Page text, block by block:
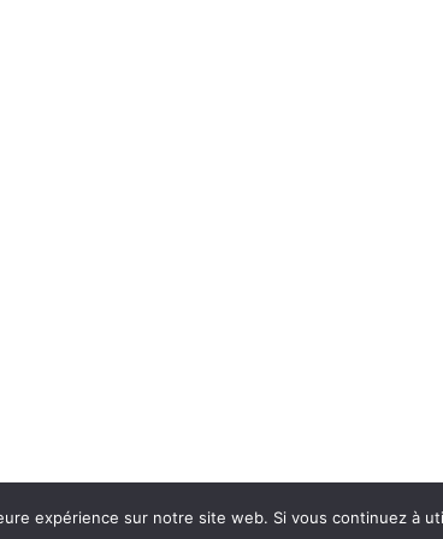
expérience sur notre site web. Si vous continuez à